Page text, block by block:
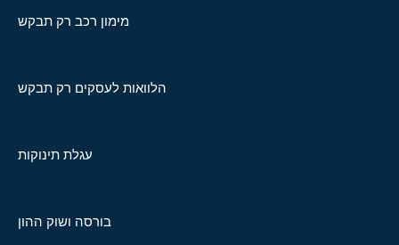
מימון רכב רק תבקש
הלוואות לעסקים רק תבקש
עגלת תינוקות
בורסה ושוק ההון